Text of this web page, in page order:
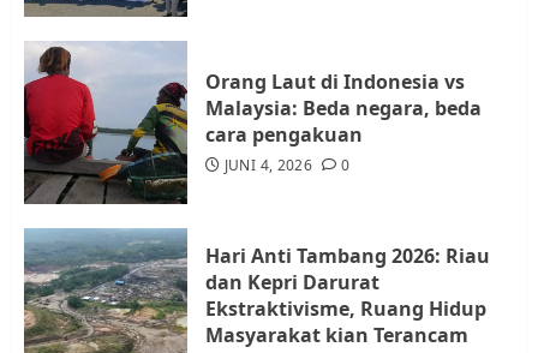
4
5
Tim Advokasi Desak BP Batam
Berhenti Merampas Tanah
Orang Laut di Indonesia vs
Malaysia: Beda negara, beda
cara pengakuan
JUNI 4, 2026 0
Hari Anti Tambang 2026: Riau
dan Kepri Darurat
Ekstraktivisme, Ruang Hidup
Masyarakat kian Terancam